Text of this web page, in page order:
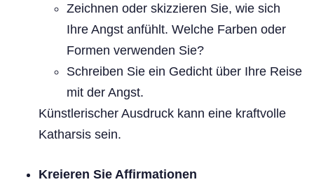
Zeichnen oder skizzieren Sie, wie sich
Ihre Angst anfühlt. Welche Farben oder
Formen verwenden Sie?
Schreiben Sie ein Gedicht über Ihre Reise
mit der Angst.
Künstlerischer Ausdruck kann eine kraftvolle
Katharsis sein.
Kreieren Sie Affirmationen